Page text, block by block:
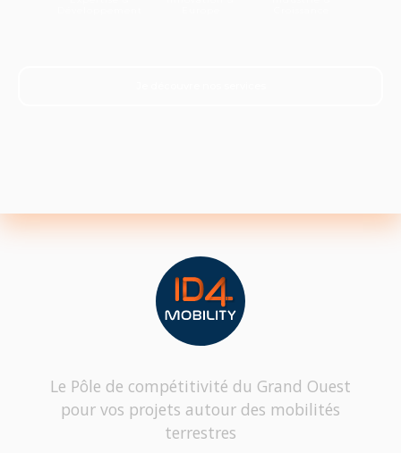
Le Pôle de compétitivité du Grand Ouest
pour vos projets autour des mobilités
terrestres